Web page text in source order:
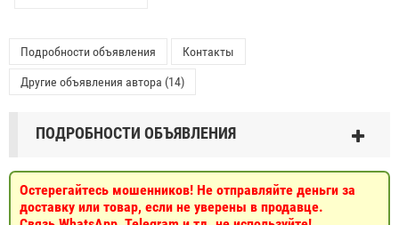
Подробности объявления Контакты
Другие объявления автора (14)
ПОДРОБНОСТИ ОБЪЯВЛЕНИЯ
Остерегайтесь мошенников! Не отправляйте деньги за
доставку или товар, если не уверены в продавце.